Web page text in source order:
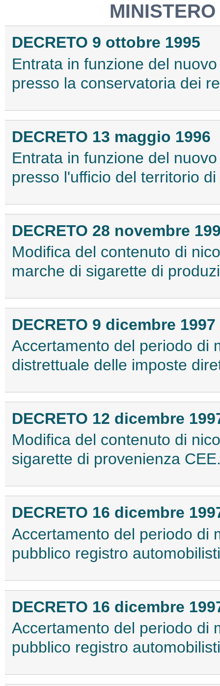
DECRETO 9 ottobre 1995
Entrata in funzione del
presso la conservatoria dei
DECRETO 13 maggio 1996
Entrata in funzione del
presso l'ufficio del territorio
DECRETO 28 novembre
Modifica del contenuto di
marche di sigarette di
DECRETO 9 dicembre 1997
Accertamento del periodo di
distrettuale delle imposte
DECRETO 12 dicembre
Modifica del contenuto di
sigarette di provenienza
DECRETO 16 dicembre
Accertamento del periodo di
pubblico registro
DECRETO 16 dicembre
Accertamento del periodo di
pubblico registro